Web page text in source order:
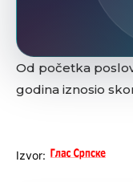
Od početka
godina iznosio
Izvor: